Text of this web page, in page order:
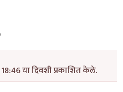
या दिवशी प्रकाशित केले.